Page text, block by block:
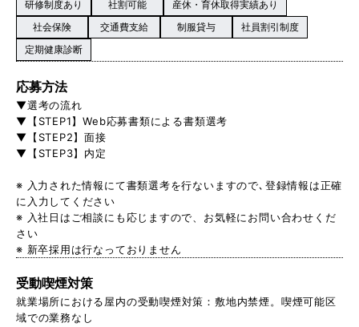
研修制度あり 社割可能
産休・育休取得実績あり
社会保険
交通費支給 制服貸与
社員割引制度
定期健康診断
応募方法
▼選考の流れ
▼【STEP1】Web応募書類による書類選考
▼【STEP2】面接
▼【STEP3】内定
※ 入力された情報にて書類選考を行ないますので､登録情報は正確
に入力してください
※ 入社日はご相談にも応じますので、お気軽にお問い合わせくだ
さい
※ 新卒採用は行なっておりません
受動喫煙対策
就業場所における屋内の受動喫煙対策：敷地内禁煙。喫煙可能区
域での業務なし